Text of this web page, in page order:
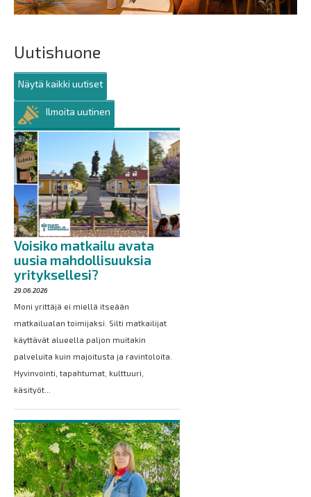
Uutishuone
Näytä kaikki uutiset
Ilmoita uutinen
Voisiko matkailu avata
uusia mahdollisuuksia
yrityksellesi?
29.06.2026
Moni yrittäjä ei miellä itseään
matkailualan toimijaksi. Silti matkailijat
käyttävät alueella paljon muitakin
palveluita kuin majoitusta ja ravintoloita.
Hyvinvointi, tapahtumat, kulttuuri,
käsityöt...